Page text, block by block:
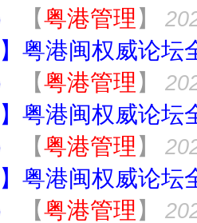
【粤港管理 】
】粤港闽权威论
【粤港管理 】
】粤港闽权威论
【粤港管理 】
】粤港闽权威论
【粤港管理 】